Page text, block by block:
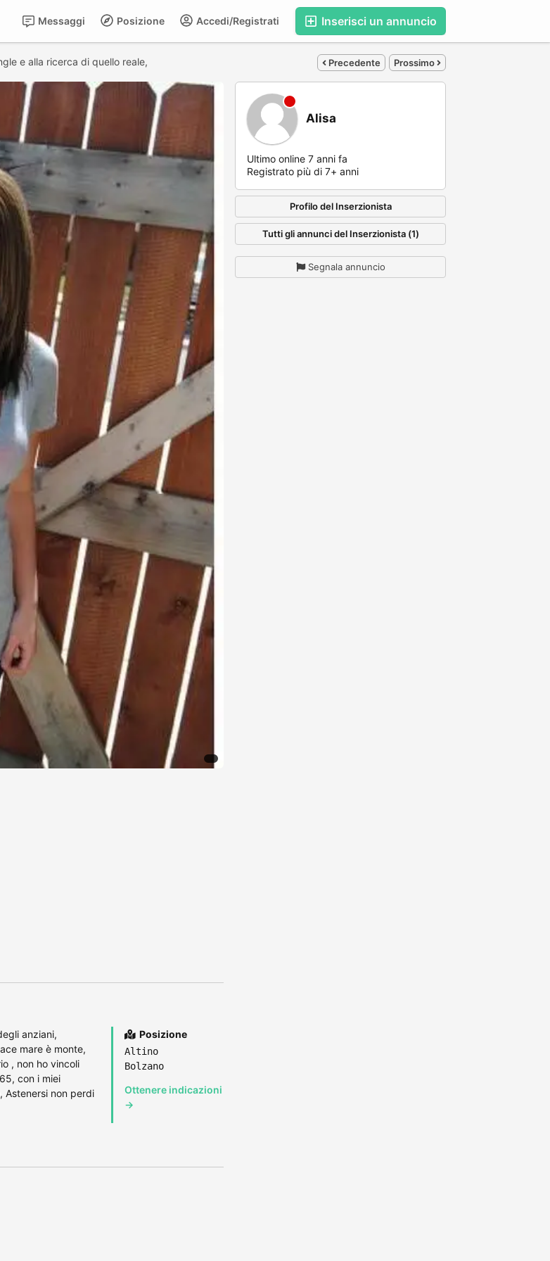
Inserisci un annuncio
Accedi/Registrati
Posizione
Messaggi
e alla ricerca di quello reale, Precedente Prossimo
anziani,
mare è monte,
, non ho vincoli
con i miei
Astenersi non perdi
Posizione
Altino
Bolzano
Ottenere indicazioni
→
Alisa
Ultimo online 7 anni fa
Registrato più di 7+ anni
Profilo del Inserzionista
Tutti gli annunci del Inserzionista (1)
Segnala annuncio